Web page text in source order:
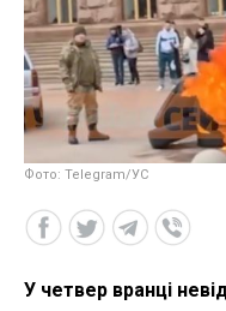
Фото: Telegram/УС
У четвер вранці